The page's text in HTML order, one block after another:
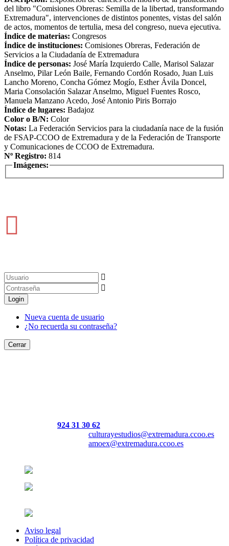
del libro "Comisiones Obreras: Semilla de la libertad, transformando
Extremadura", intervenciones de distintos ponentes, vistas del salón
de actos, momentos de tertulia, mesa del congreso, nueva ejecutiva.
Índice de materias: Congresos
Índice de instituciones: Comisiones Obreras, Federación de
Servicios a la Ciudadanía de Extremadura
Índice de personas: José María Izquierdo Calle, Marisol Salazar
Anselmo, Pilar León Baile, Fernando Cordón Rosado, Juan Luis
Lancho Moreno, Concha Gómez Mogío, Esther Ávila Doncel,
Maria Consolación Salazar Anselmo, Miguel Fuentes Rosco,
Manuela Manzano Acedo, José Antonio Piris Borrajo
Índice de lugares: Badajoz
Color o B/N: Color
Notas: La Federación Servicios para la ciudadanía nace de la fusión
de FSAP-CCOO de Extremadura y de la Federación de Transporte
y Comunicaciones de CCOO de Extremadura.
Nº Registro: 814
Imágenes:
Nueva cuenta de usuario
¿No recuerda su contraseña?
Cerrar
924 31 30 62
culturayestudios@extremadura.ccoo.es
amoex@extremadura.ccoo.es
Aviso legal
Política de privacidad